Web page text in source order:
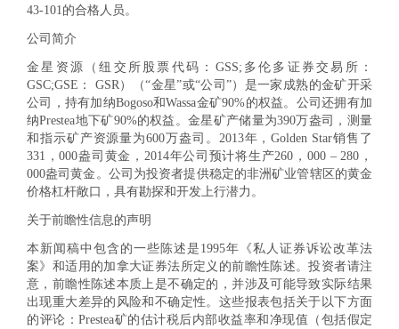
43-101的合格人员。
公司简介
金星资源（纽交所股票代码：GSS;多伦多证券交易所：
GSC;GSE： GSR）（“金星”或“公司”）是一家成熟的金矿开采
公司，持有加纳Bogoso和Wassa金矿90%的权益。公司还拥有加
纳Prestea地下矿90%的权益。金星矿产储量为390万盎司，测量
和指示矿产资源量为600万盎司。2013年，Golden Star销售了
331，000盎司黄金，2014年公司预计将生产260，000 – 280，
000盎司黄金。公司为投资者提供稳定的非洲矿业管辖区的黄金
价格杠杆敞口，具有勘探和开发上行潜力。
关于前瞻性信息的声明
本新闻稿中包含的一些陈述是1995年《私人证券诉讼改革法
案》和适用的加拿大证券法所定义的前瞻性陈述。投资者请注
意，前瞻性陈述本质上是不确定的，并涉及可能导致实际结果
出现重大差异的风险和不确定性。这些报表包括关于以下方面
的评论：Prestea矿的估计税后内部收益率和净现值（包括假定